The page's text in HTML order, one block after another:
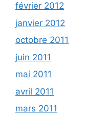
février 2012
janvier 2012
octobre 2011
juin 2011
mai 2011
avril 2011
mars 2011